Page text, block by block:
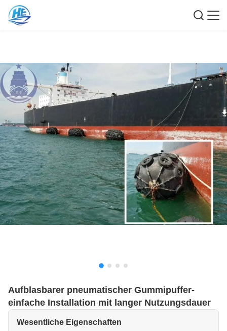
Aufblasbarer pneumatischer Gummipuffer-
einfache Installation mit langer Nutzungsdauer
Wesentliche Eigenschaften